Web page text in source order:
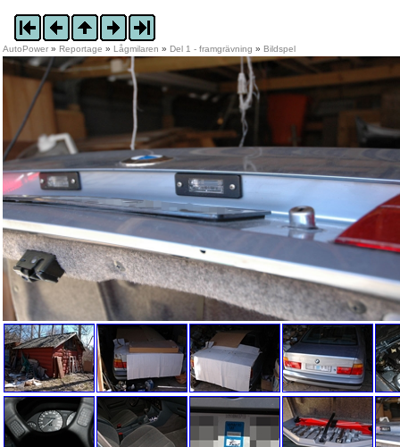
AutoPower » Reportage » Lågmilaren » Del 1 - framgrävning » Bildspel